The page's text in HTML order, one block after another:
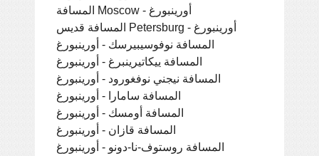
المسافة Moscow - أورينبورغ
المسافة قديس Petersburg - أورينبورغ
المسافة نوفوسيبيرسك - أورينبورغ
المسافة ييكاتيرينبرغ - أورينبورغ
المسافة نيجني نوفغورود - أورينبورغ
المسافة سامارا - أورينبورغ
المسافة أومسك - أورينبورغ
المسافة قازان - أورينبورغ
المسافة روستوف-نا-دونو - أورينبورغ